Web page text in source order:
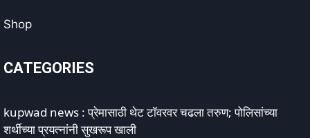
Shop
CATEGORIES
kupwad news : प्रेमासाठी थेट टॉवरवर चढला तरुण; पोलिसांच्या
शर्थीच्या प्रयत्नांनी सुखरूप खाली